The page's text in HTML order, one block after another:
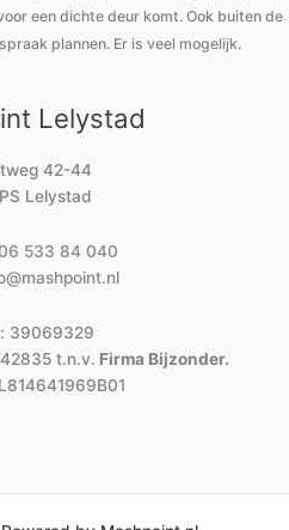
een dichte deur komt. Ook buiten de
plannen. Er is veel mogelijk.
Lelystad
42-44
Lelystad
06 533 84 040
39069329
t.n.v. Firma Bijzonder.